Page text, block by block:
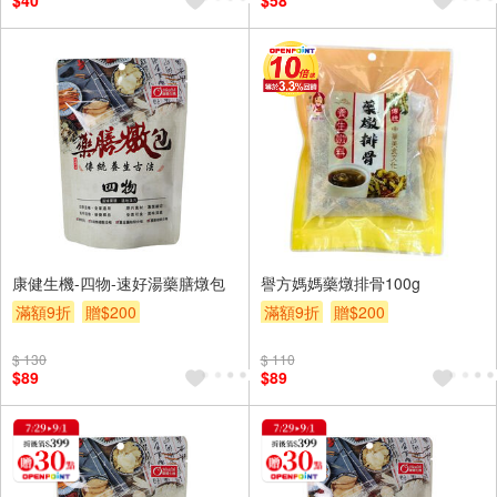
康健生機-四物-速好湯藥膳燉包
滿額9折
贈$200
$ 130
$89
譽方媽媽藥燉排骨100g
滿額9折
贈$200
$ 110
$89